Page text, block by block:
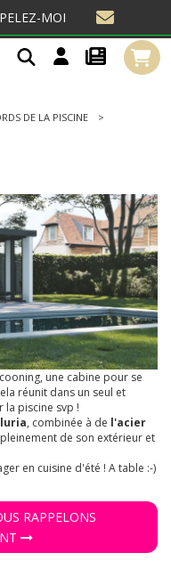
MOI
DE LA PISCINE
une cabine pour se
réunit dans un seul et
la piscine svp !
, combinée à de l'acier
de son extérieur et
en cuisine d'été ! A table :-)
RAPPELONS